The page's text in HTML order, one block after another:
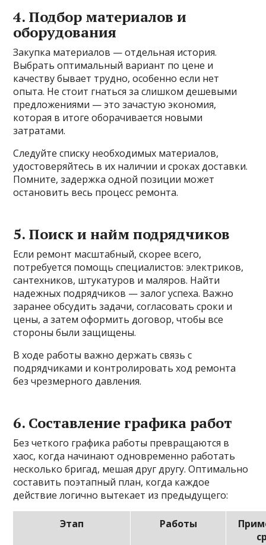
4. Подбор материалов и
оборудования
Закупка материалов — отдельная история.
Выбрать оптимальный вариант по цене и
качеству бывает трудно, особенно если нет
опыта. Не стоит гнаться за слишком дешевыми
предложениями — это зачастую экономия,
которая в итоге оборачивается новыми
затратами.
Следуйте списку необходимых материалов,
удостоверяйтесь в их наличии и сроках доставки.
Помните, задержка одной позиции может
остановить весь процесс ремонта.
5. Поиск и найм подрядчиков
Если ремонт масштабный, скорее всего,
потребуется помощь специалистов: электриков,
сантехников, штукатуров и маляров. Найти
надежных подрядчиков — залог успеха. Важно
заранее обсудить задачи, согласовать сроки и
цены, а затем оформить договор, чтобы все
стороны были защищены.
В ходе работы важно держать связь с
подрядчиками и контролировать ход ремонта
без чрезмерного давления.
6. Составление графика работ
Без четкого графика работы превращаются в
хаос, когда начинают одновременно работать
несколько бригад, мешая друг другу. Оптимально
составить поэтапный план, когда каждое
действие логично вытекает из предыдущего:
Этап Работы